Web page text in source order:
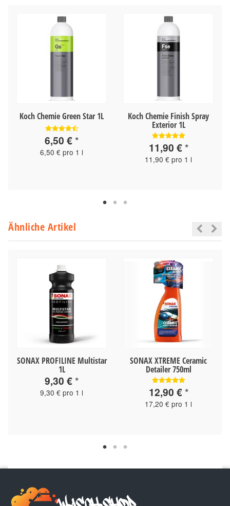
Koch Chemie Green Star 1L
6,50 €*
6,50 € pro 1 l
Koch Chemie Finish Spray
Exterior 1L
11,90 €*
11,90 € pro 1 l
Ähnliche Artikel
SONAX PROFILINE Multistar
1L
9,30 €*
9,30 € pro 1 l
SONAX XTREME Ceramic
Detailer 750ml
12,90 €*
17,20 € pro 1 l